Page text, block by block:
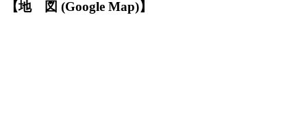
【地 図 (Google Map)】